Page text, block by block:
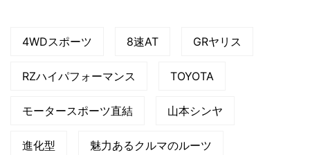
4WDスポーツ 8速AT GRヤリス
RZハイパフォーマンス TOYOTA
モータースポーツ直結 山本シンヤ
進化型 魅力あるクルマのルーツ